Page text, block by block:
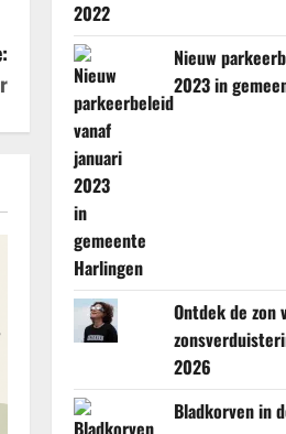
Nieuw
2023 in
Ontdek de zon
2026
Bladkorven in